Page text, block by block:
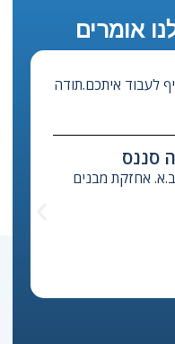
אומרים
לנהל ביעילות את
תחזוקה מונעת
שירות!
לוי